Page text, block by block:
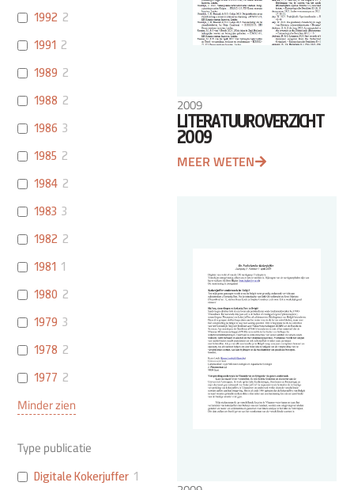
1992 2
1991 2
1989 2
1988 2
1986 3
1985 2
1984 2
1983 3
1982 2
1981 1
1980 2
1979 3
1978 2
1977 2
Minder zien
Type publicatie
Digitale Kokerjuffer 1
2009
LITERATUUROVERZICHT
2009
MEER WETEN